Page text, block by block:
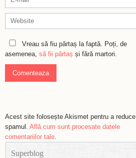
Vreau să fiu părtaș la faptă. Poți, de
asemenea, să fii părtaș și fără martori.
Acest site folosește Akismet pentru a reduce
spamul. Află cum sunt procesate datele
comentariilor tale.
Superblog